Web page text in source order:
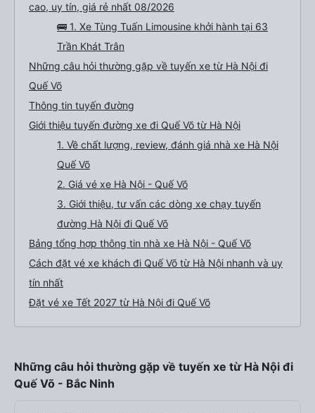
cao, uy tín, giá rẻ nhất 08/2026
🚌 1. Xe Tùng Tuấn Limousine khởi hành tại 63
Trần Khát Trân
Những câu hỏi thường gặp về tuyến xe từ Hà Nội đi
Quế Võ
Thông tin tuyến đường
Giới thiệu tuyến đường xe đi Quế Võ từ Hà Nội
1. Về chất lượng, review, đánh giá nhà xe Hà Nội
Quế Võ
2. Giá vé xe Hà Nội - Quế Võ
3. Giới thiệu, tư vấn các dòng xe chạy tuyến
đường Hà Nội đi Quế Võ
Bảng tổng hợp thông tin nhà xe Hà Nội - Quế Võ
Cách đặt vé xe khách đi Quế Võ từ Hà Nội nhanh và uy
tín nhất
Đặt vé xe Tết 2027 từ Hà Nội đi Quế Võ
Những câu hỏi thường gặp về tuyến xe từ Hà Nội đi
Quế Võ - Bắc Ninh